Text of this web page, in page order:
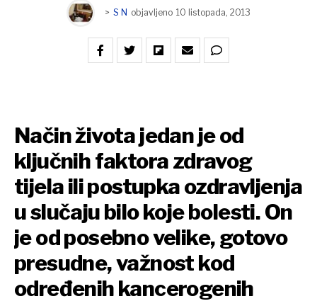
> S N objavljeno 10 listopada, 2013
Način života jedan je od
ključnih faktora zdravog
tijela ili postupka ozdravljenja
u slučaju bilo koje bolesti. On
je od posebno velike, gotovo
presudne, važnost kod
određenih kancerogenih